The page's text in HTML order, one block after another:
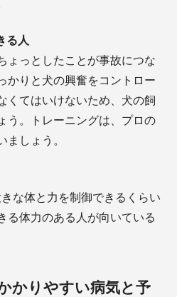
る人
ょっとしたことが事故につな
かりと犬の興奮をコントロー
くてはいけないため、犬の飼
う。トレーニングは、プロの
しょう。
な体と力を制御できるくらい
る体力のある人が向いている
かりやすい病気と予